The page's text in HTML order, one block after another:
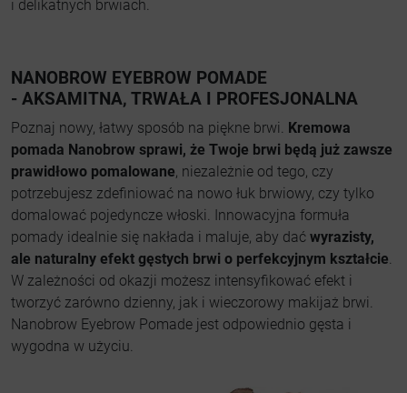
i delikatnych brwiach.
NANOBROW EYEBROW POMADE
- AKSAMITNA, TRWAŁA I PROFESJONALNA
Poznaj nowy, łatwy sposób na piękne brwi. Kremowa
pomada Nanobrow sprawi, że Twoje brwi będą już zawsze
prawidłowo pomalowane, niezależnie od tego, czy
potrzebujesz zdefiniować na nowo łuk brwiowy, czy tylko
domalować pojedyncze włoski. Innowacyjna formuła
pomady idealnie się nakłada i maluje, aby dać wyrazisty,
ale naturalny efekt gęstych brwi o perfekcyjnym kształcie.
W zależności od okazji możesz intensyfikować efekt i
tworzyć zarówno dzienny, jak i wieczorowy makijaż brwi.
Nanobrow Eyebrow Pomade jest odpowiednio gęsta i
wygodna w użyciu.